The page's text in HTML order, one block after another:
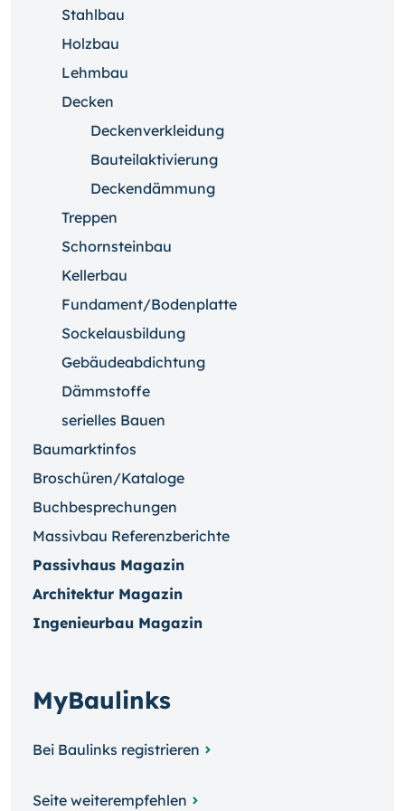
Stahlbau
Holzbau
Lehmbau
Decken
Deckenverkleidung
Bauteilaktivierung
Deckendämmung
Treppen
Schornsteinbau
Kellerbau
Fundament/Bodenplatte
Sockelausbildung
Gebäudeabdichtung
Dämmstoffe
serielles Bauen
Baumarktinfos
Broschüren/Kataloge
Buchbesprechungen
Massivbau Referenzberichte
Passivhaus Magazin
Architektur Magazin
Ingenieurbau Magazin
MyBaulinks
Bei Baulinks registrieren
Seite weiterempfehlen